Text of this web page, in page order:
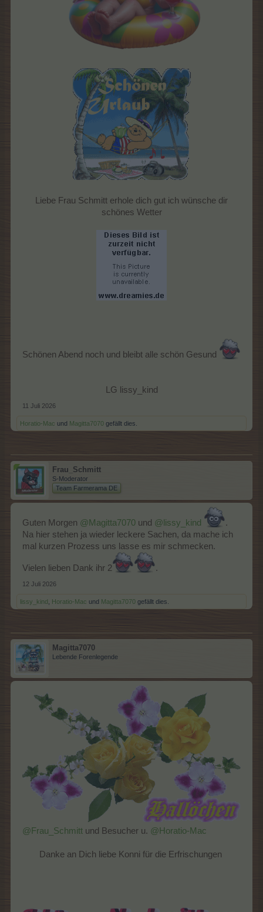
Liebe Frau Schmitt erhole dich gut ich wünsche dir
schönes Wetter
Schönen Abend noch und bleibt alle schön Gesund
LG lissy_kind​
11 Juli 2026
Horatio-Mac und Magitta7070 gefällt dies.
Frau_Schmitt
S-Moderator
Team Farmerama DE
Guten Morgen @Magitta7070 und @lissy_kind
.
Na hier stehen ja wieder leckere Sachen, da mache ich
mal kurzen Prozess uns lasse es mir schmecken.
Vielen lieben Dank ihr 2 .
12 Juli 2026
lissy_kind Horatio-Mac und Magitta7070 gefällt dies.
Magitta7070
Lebende Forenlegende
@Frau_Schmitt und Besucher u. @Horatio-Mac
Danke an Dich liebe Konni für die Erfrischungen ​